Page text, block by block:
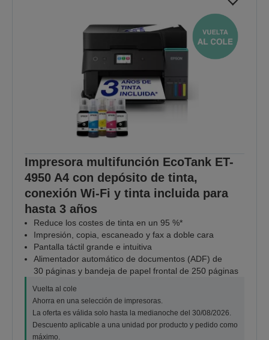
Impresora multifunción EcoTank ET-
4950 A4 con depósito de tinta,
conexión Wi-Fi y tinta incluida para
hasta 3 años
Reduce los costes de tinta en un 95 %*
Impresión, copia, escaneado y fax a doble cara
Pantalla táctil grande e intuitiva
Alimentador automático de documentos (ADF) de
30 páginas y bandeja de papel frontal de 250 páginas
Vuelta al cole
Ahorra en una selección de impresoras.
La oferta es válida solo hasta la medianoche del 30/08/2026.
Descuento aplicable a una unidad por producto y pedido como
máximo.